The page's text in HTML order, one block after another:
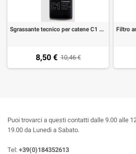
Sgrassante tecnico per catene C1 Chain Clean Motul Spray 400 Ml
8,50 € 10,46 €
Puoi trovarci a questi contatti dalle 9.00 alle
19.00 da Lunedi a Sabato.
Tel: +39(0)184352613